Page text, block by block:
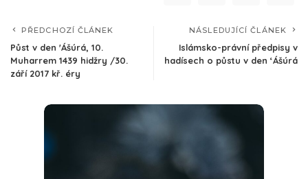
PŘEDCHOZÍ ČLÁNEK
Půst v den 'Ášúrá, 10.
Muharrem 1439 hidžry /30.
září 2017 kř. éry
NÁSLEDUJÍCÍ ČLÁNEK
Islámsko-právní předpisy v
hadísech o půstu v den ‘Ášúrá